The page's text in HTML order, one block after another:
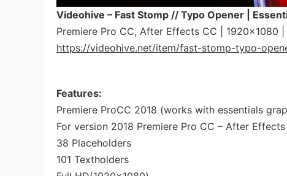
Videohive – Fast Stomp // Typo Opener |
Premiere Pro CC, After Effects CC | 1920×1080 |
https://videohive.net/item/fast-stomp-typo-
Features:
Premiere ProCC 2018 (works with essentials
For version 2018 Premiere Pro CC – After
38 Placeholders
101 Textholders